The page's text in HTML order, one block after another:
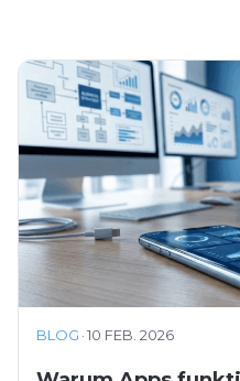
BLOG ·10 FEB. 2026